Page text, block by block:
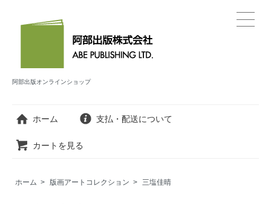
阿部出版オンラインショップ
ホーム 支払・配送について
カートを見る
ホーム > 版画アートコレクション > 三塩佳晴